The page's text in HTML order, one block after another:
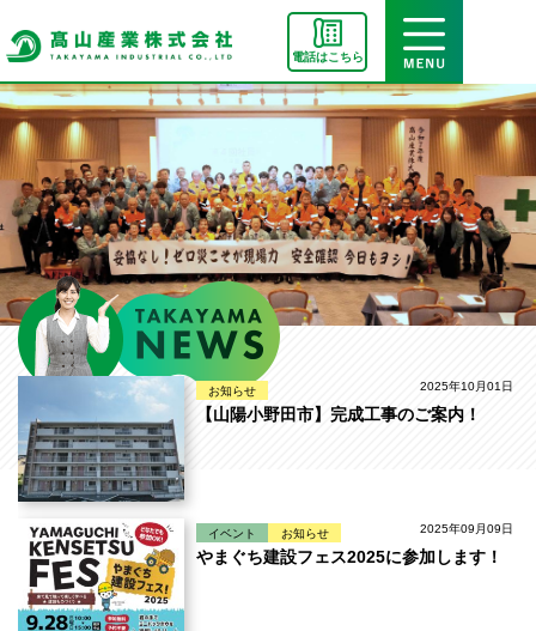
電話はこちら
お知らせ 2025年10月01日
【山陽小野田市】完成工事のご案内！
イベント お知らせ 2025年09月09日
やまぐち建設フェス2025に参加します！